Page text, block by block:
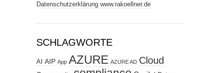
Datenschutzerklärung www.rakoellner.de
SCHLAGWORTE
AI AIP App AZURE AZURE AD Cloud